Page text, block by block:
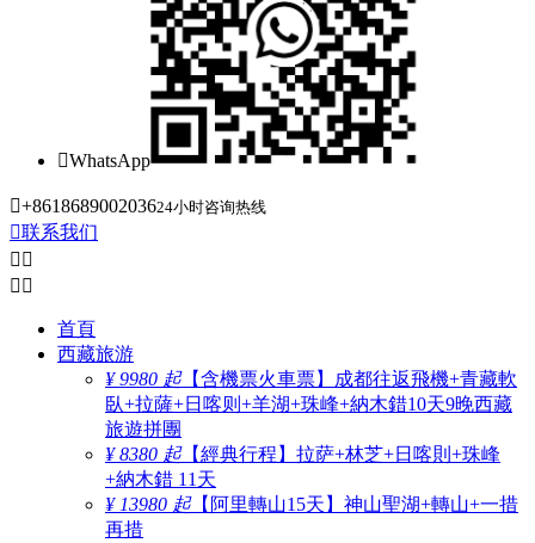
WhatsApp
+861868900203624小时咨询热线
联系我们
 
 
首頁
西藏旅游
¥ 9980 起【含機票火車票】成都往返飛機+青藏軟
臥+拉薩+日喀则+羊湖+珠峰+納木錯10天9晚西藏
旅遊拼團
¥ 8380 起【經典行程】拉萨+林芝+日喀則+珠峰
+納木錯 11天
¥ 13980 起【阿里轉山15天】神山聖湖+轉山+一措
再措